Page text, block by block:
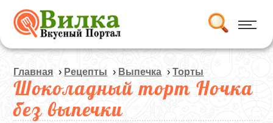
Главная › Рецепты › Выпечка ›Торты
Шоколадный торт Ночка
без выпечки